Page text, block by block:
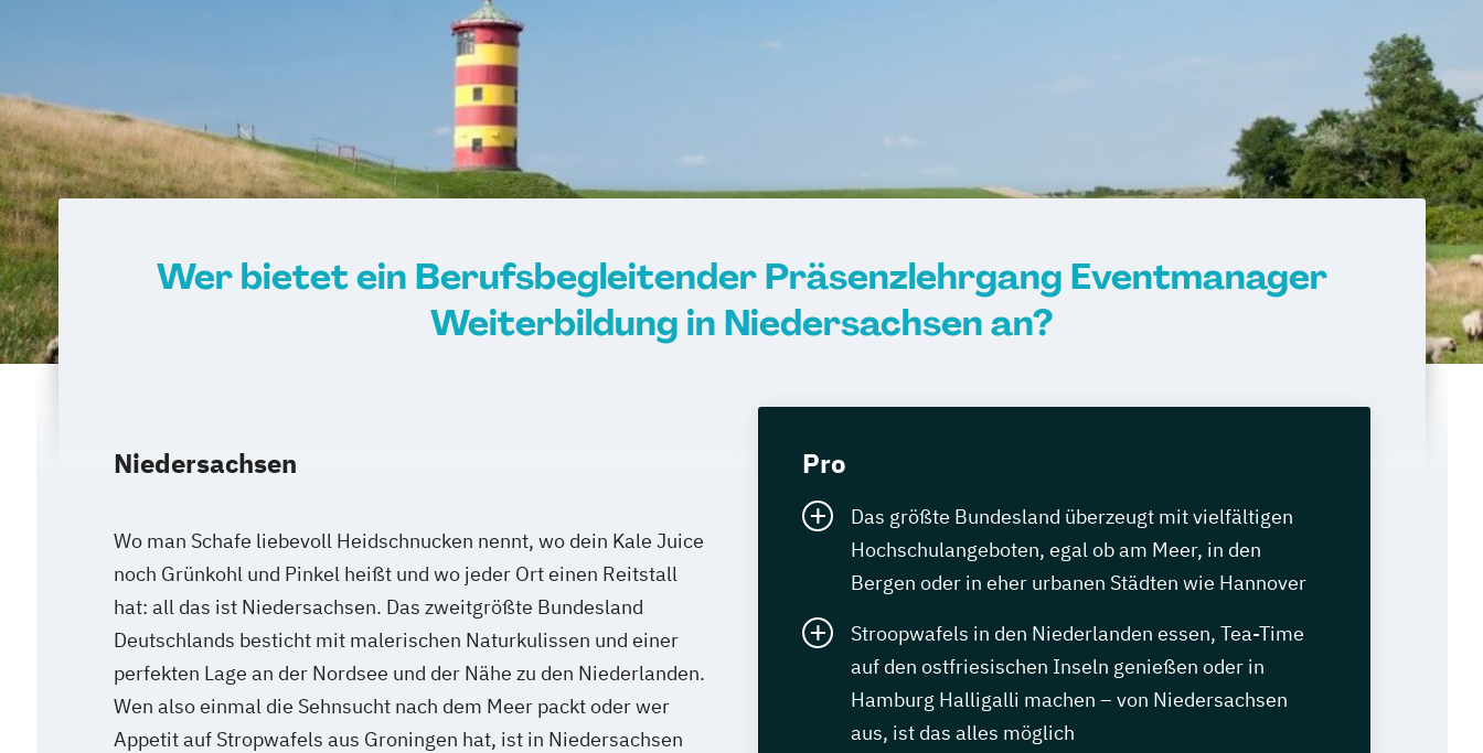
Wer bietet ein Berufsbegleitender Präsenzlehrgang Eventmanager
Weiterbildung in Niedersachsen an?
Niedersachsen
Wo man Schafe liebevoll Heidschnucken nennt, wo dein Kale Juice
noch Grünkohl und Pinkel heißt und wo jeder Ort einen Reitstall
hat: all das ist Niedersachsen. Das zweitgrößte Bundesland
Deutschlands besticht mit malerischen Naturkulissen und einer
perfekten Lage an der Nordsee und der Nähe zu den Niederlanden.
Wen also einmal die Sehnsucht nach dem Meer packt oder wer
Appetit auf Stropwafels aus Groningen hat, ist in Niedersachsen
Pro
Das größte Bundesland überzeugt mit vielfältigen
Hochschulangeboten, egal ob am Meer, in den
Bergen oder in eher urbanen Städten wie Hannover
Stroopwafels in den Niederlanden essen, Tea-Time
auf den ostfriesischen Inseln genießen oder in
Hamburg Halligalli machen – von Niedersachsen
aus, ist das alles möglich